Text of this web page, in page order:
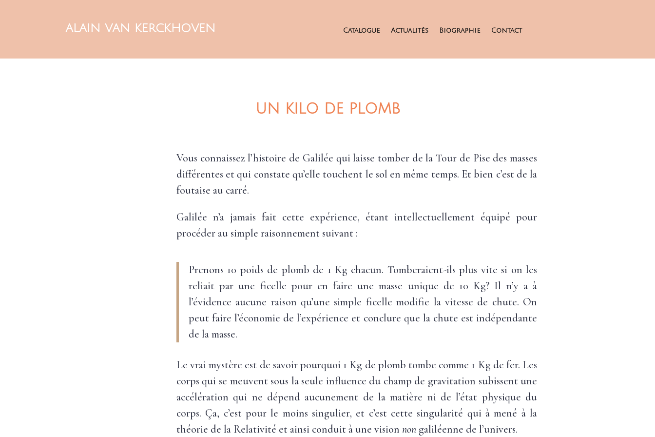
ALAIN VAN KERCKHOVEN Catalogue Actualités Biographie Contact
UN KILO DE PLOMB
Vous connaissez l’histoire de Galilée qui laisse tomber de la Tour de Pise des masses
différentes et qui constate qu’elle touchent le sol en même temps. Et bien c’est de la
foutaise au carré.
Galilée n’a jamais fait cette expérience, étant intellectuellement équipé pour
procéder au simple raisonnement suivant :
Prenons 10 poids de plomb de 1 Kg chacun. Tomberaient-ils plus vite si on les
reliait par une ficelle pour en faire une masse unique de 10 Kg? Il n’y a à
l’évidence aucune raison qu’une simple ficelle modifie la vitesse de chute. On
peut faire l’économie de l’expérience et conclure que la chute est indépendante
de la masse.
Le vrai mystère est de savoir pourquoi 1 Kg de plomb tombe comme 1 Kg de fer. Les
corps qui se meuvent sous la seule influence du champ de gravitation subissent une
accélération qui ne dépend aucunement de la matière ni de l’état physique du
corps. Ça, c’est pour le moins singulier, et c’est cette singularité qui à mené à la
théorie de la Relativité et ainsi conduit à une vision nongaliléenne de l’univers.